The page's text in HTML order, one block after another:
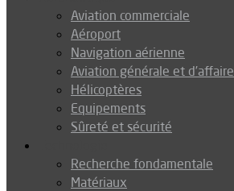
Aviation commerciale
Aéroport
Navigation aérienne
Aviation générale et d’affaire
Hélicoptères
Equipements
Sûreté et sécurité
Recherche fondamentale
Matériaux